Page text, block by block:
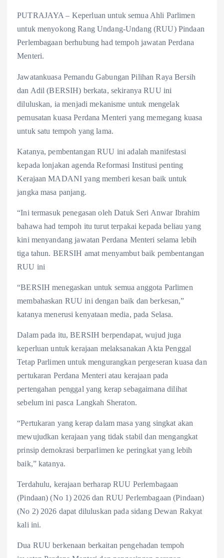
eb
o
o
k
ts
A
re
PUTRAJAYA – Keperluan untuk semua Ahli Parlimen
untuk menyokong Rang Undang-Undang (RUU) Pindaan
Perlembagaan berhubung had tempoh jawatan Perdana
Menteri.
Jawatankuasa Pemandu Gabungan Pilihan Raya Bersih
dan Adil (BERSIH) berkata, sekiranya RUU ini
diluluskan, ia menjadi mekanisme untuk mengelak
pemusatan kuasa Perdana Menteri yang memegang kuasa
untuk satu tempoh yang lama.
Katanya, pembentangan RUU ini adalah manifestasi
kepada lonjakan agenda Reformasi Institusi penting
Kerajaan MADANI yang memberi kesan baik untuk
jangka masa panjang.
“Ini termasuk penegasan oleh Datuk Seri Anwar Ibrahim
bahawa had tempoh itu turut terpakai kepada beliau yang
kini menyandang jawatan Perdana Menteri selama lebih
tiga tahun. BERSIH amat menyambut baik pembentangan
RUU ini
“BERSIH menegaskan untuk semua anggota Parlimen
membahaskan RUU ini dengan baik dan berkesan,”
katanya menerusi kenyataan media, pada Selasa.
Dalam pada itu, BERSIH berpendapat, wujud juga
keperluan untuk kerajaan melaksanakan Akta Penggal
Tetap Parlimen untuk mengurangkan pergeseran kuasa dan
pertukaran Perdana Menteri atau kerajaan pada
pertengahan penggal yang kerap sebagaimana dilihat
sebelum ini pasca Langkah Sheraton.
“Pertukaran yang kerap dalam masa yang singkat akan
mewujudkan kerajaan yang tidak stabil dan mengangkat
prinsip demokrasi berparlimen ke peringkat yang lebih
baik,” katanya.
Terdahulu, kerajaan berharap RUU Perlembagaan
(Pindaan) (No 1) 2026 dan RUU Perlembagaan (Pindaan)
(No 2) 2026 dapat diluluskan pada sidang Dewan Rakyat
kali ini.
Dua RUU berkenaan berkaitan pengehadan tempoh